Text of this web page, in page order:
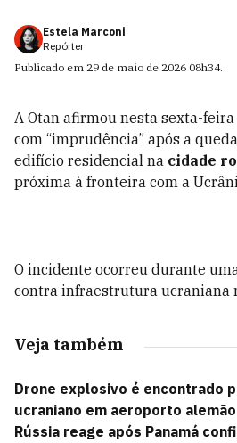
Estela Marconi
Repórter
Publicado em 29 de maio de 2026 08h34.
A Otan afirmou nesta sexta-feira
com “imprudência” após a
edifício residencial na cidade
próxima à fronteira com a
O incidente ocorreu durante
contra infraestrutura ucraniana
Veja também
Drone explosivo é encontrado
ucraniano em aeroporto alemão
Rússia reage após Panamá